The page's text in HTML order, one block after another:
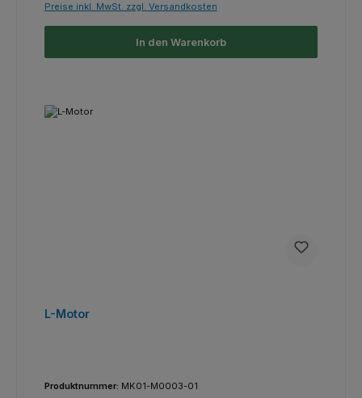
Preise inkl. MwSt. zzgl. Versandkosten
In den Warenkorb
L-Motor
Produktnummer: MK01-M0003-01